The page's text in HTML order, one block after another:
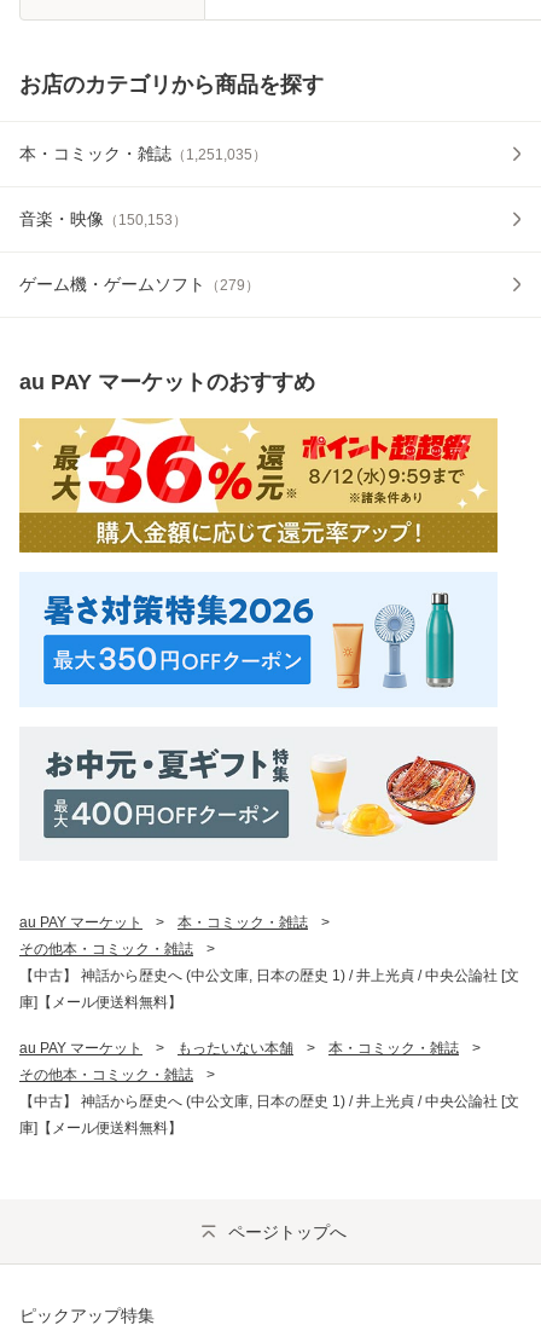
お店のカテゴリから商品を探す
本・コミック・雑誌 （ 1,251,035 ）
音楽・映像 （ 150,153 ）
ゲーム機・ゲームソフト （279 ）
au PAY マーケットのおすすめ
au PAY マーケット > 本・コミック・雑誌
>
その他本・コミック・雑誌
>
【中古】 神話から歴史へ (中公文庫, 日本の歴史 1) / 井上光貞 / 中央公論社 [文
庫]【メール便送料無料】
au PAY マーケット > もったいない本舗 > 本・コミック・雑誌
>
その他本・コミック・雑誌
>
【中古】 神話から歴史へ (中公文庫, 日本の歴史 1) / 井上光貞 / 中央公論社 [文
庫]【メール便送料無料】
ページトップへ
ピックアップ特集